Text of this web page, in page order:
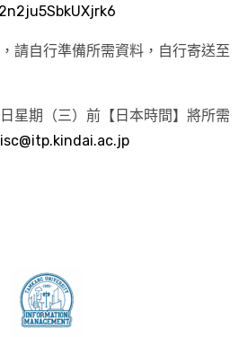
請自行準備所需資料，自行寄送至
星期（三）前【日本時間】將所需
isc@itp.kindai.ac.jp